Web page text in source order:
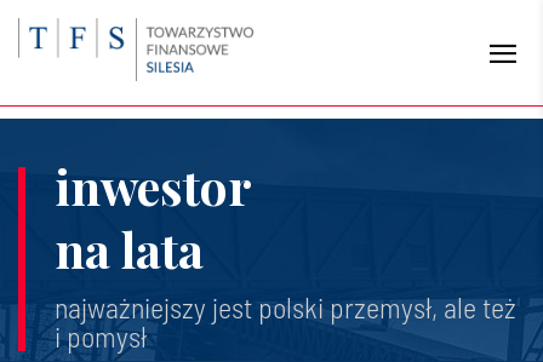
inwestor
na lata
najważniejszy jest polski przemysł, ale też
i pomysł